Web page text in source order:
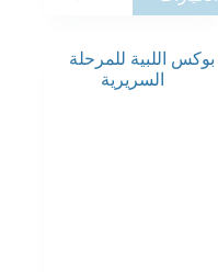
المختلفة